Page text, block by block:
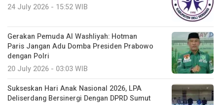
24 July 2026 - 15:52 WIB
Gerakan Pemuda Al Washliyah: Hotman
Paris Jangan Adu Domba Presiden Prabowo
dengan Polri
20 July 2026 - 03:03 WIB
Sukseskan Hari Anak Nasional 2026, LPA
Deliserdang Bersinergi Dengan DPRD Sumut